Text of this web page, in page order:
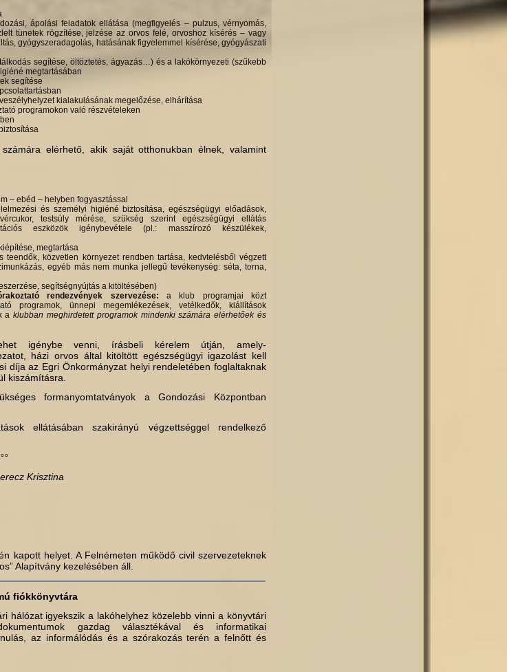
ápolási feladatok ellá­tása (megfigyelés – pulzus, vérnyomás,
tünetek rögzítése, jelzése az orvos felé, orvoshoz kísérés – vagy
gyógy­szeradagolás, hatásának figyelemmel kísérése, gyógyászati
segítése, öltözte­tés, ágyazás…) és a lakókörnyezeti (szűkebb
megtartásában
segítése
kialakulásá­nak megelőzése, elhárítása
programokon való részvételeken
elérhető, akik saját otthonukban él­nek, valamint
– ebéd – helyben fo­gyasztással
és személyi higiéné biztosítása, egészségügyi előadások,
testsúly mérése, szükség szerint egészségügyi ellátás
eszközök igénybe­vétele (pl.: masszírozó készülékek,
megtartása
teendők, közvetlen környe­zet rendben tartása, kedvtelésből végzett
egyéb más nem munka jellegű tevékeny­ség: séta, torna,
segítségnyújtás a kitöltésében)
rendezvények szerve­zése: a klub programjai közt
programok, ünnepi megemlékezések, vetélkedők, kiállítások
aklubban meghirdetett programok mindenki számára elérhe­tőek és
igénybe venni, írásbeli kérelem útján, amely­
házi orvos által kitöltött egészségügyi igazolást kell
díja az Egri Önkormányzat helyi rendeletében foglaltaknak
kiszámítás­ra.
formanyomtatványok a Gondozási Köz­pontban
ellátásában szakirányú végzettséggel ren­delkező
Krisztina
kapott helyet. A Felnémeten működő civil szervezeteknek
Alapítvány kezelé­sében áll.
fiókkönyvtára
hálózat igyekszik a lakóhelyhez köze­lebb vinni a könyvtári
gazdag válasz­tékával és informatikai
az informálódás és a szórakozás terén a felnőtt és